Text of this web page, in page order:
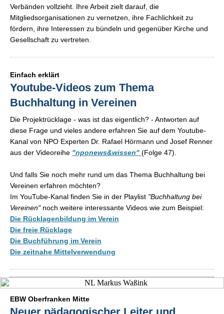
Verbänden vollzieht. Ihre Arbeit zielt darauf, die
Mitgliedsorganisationen zu vernetzen, ihre Fachlichkeit zu
fördern, ihre Interessen zu bündeln und gegenüber Kirche und
Gesellschaft zu vertreten.
Einfach erklärt
Youtube-Videos zum Thema
Buchhaltung in Vereinen
Die Projektrücklage - was ist das eigentlich? - Antworten auf
diese Frage und vieles andere erfahren Sie auf dem Youtube-
Kanal von NPO Experten Dr. Rafael Hörmann und Josef Renner
aus der Videoreihe "nponews&wissen" (Folge 47).
Und falls Sie noch mehr rund um das Thema Buchhaltung bei
Vereinen erfahren möchten?
Im YouTube-Kanal finden Sie in der Playlist "Buchhaltung bei
Vereinen" noch weitere interessante Videos wie zum Beispiel:
Die Rücklagenbildung im Verein
Die freie Rücklage
Die Buchführung im Verein
Die zeitnahe Mittelverwendung
EBW Oberfranken Mitte